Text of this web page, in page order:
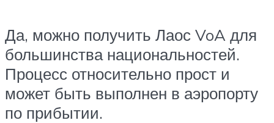
Да, можно получить Лаос VoA для
большинства национальностей.
Процесс относительно прост и
может быть выполнен в аэропорту
по прибытии.